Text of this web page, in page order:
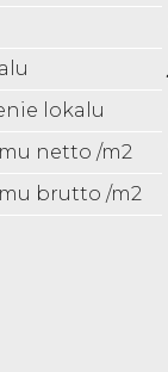
lokalu
netto /m2
brutto /m2